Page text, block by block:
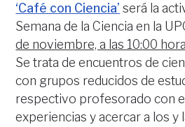
‘Café con Ciencia’ será la
Semana de la Ciencia en la
de noviembre, a las 10:00
Se trata de encuentros de
con grupos reducidos de
respectivo profesorado con
experiencias y acercar a los y